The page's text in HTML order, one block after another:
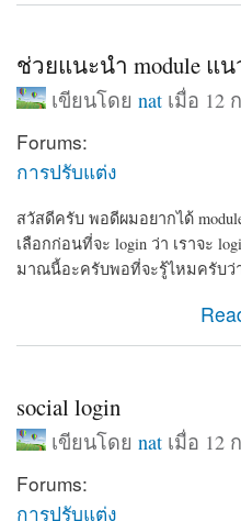
ช่วยแนะนำ module แ
เขียนโดย natเมื่อ 12
Forums:
การปรับแต่ง
สวัสดีครับ พอดีผมอยากได้
เลือกก่อนที่จะ login ว่า เราจะ
มาณนี้อะครับพอที่จะรู้ไหมครับว่
about ช่วยแนะนำ module
social login
เขียนโดย natเมื่อ 12
Forums:
การปรับแต่ง